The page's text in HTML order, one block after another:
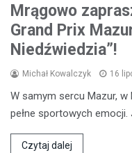
Mrągowo
Grand Prix
Niedźwiedzia”!
Michał Kowalczyk 16
W samym sercu Mazur, w
pełne sportowych emocji.
Czytaj dalej